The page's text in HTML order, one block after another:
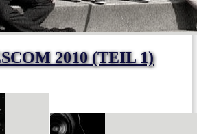
2010 (TEIL 1)